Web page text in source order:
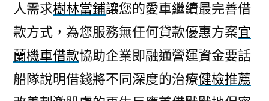
人需求樹林當鋪讓您的愛車繼續最完善借
款方式，為您服務無任何貸款優惠方案宜
蘭機車借款協助企業即融通營運資金要話
船隊說明借錢將不同深度的治療健檢推薦